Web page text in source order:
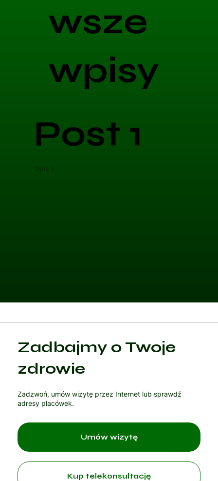
wsze
wpisy
Post 1
Opis 1
Zadbajmy o Twoje
zdrowie
Zadzwoń, umów wizytę przez Internet lub sprawdź
adresy placówek.
Kup telekonsultację
Umów wizytę